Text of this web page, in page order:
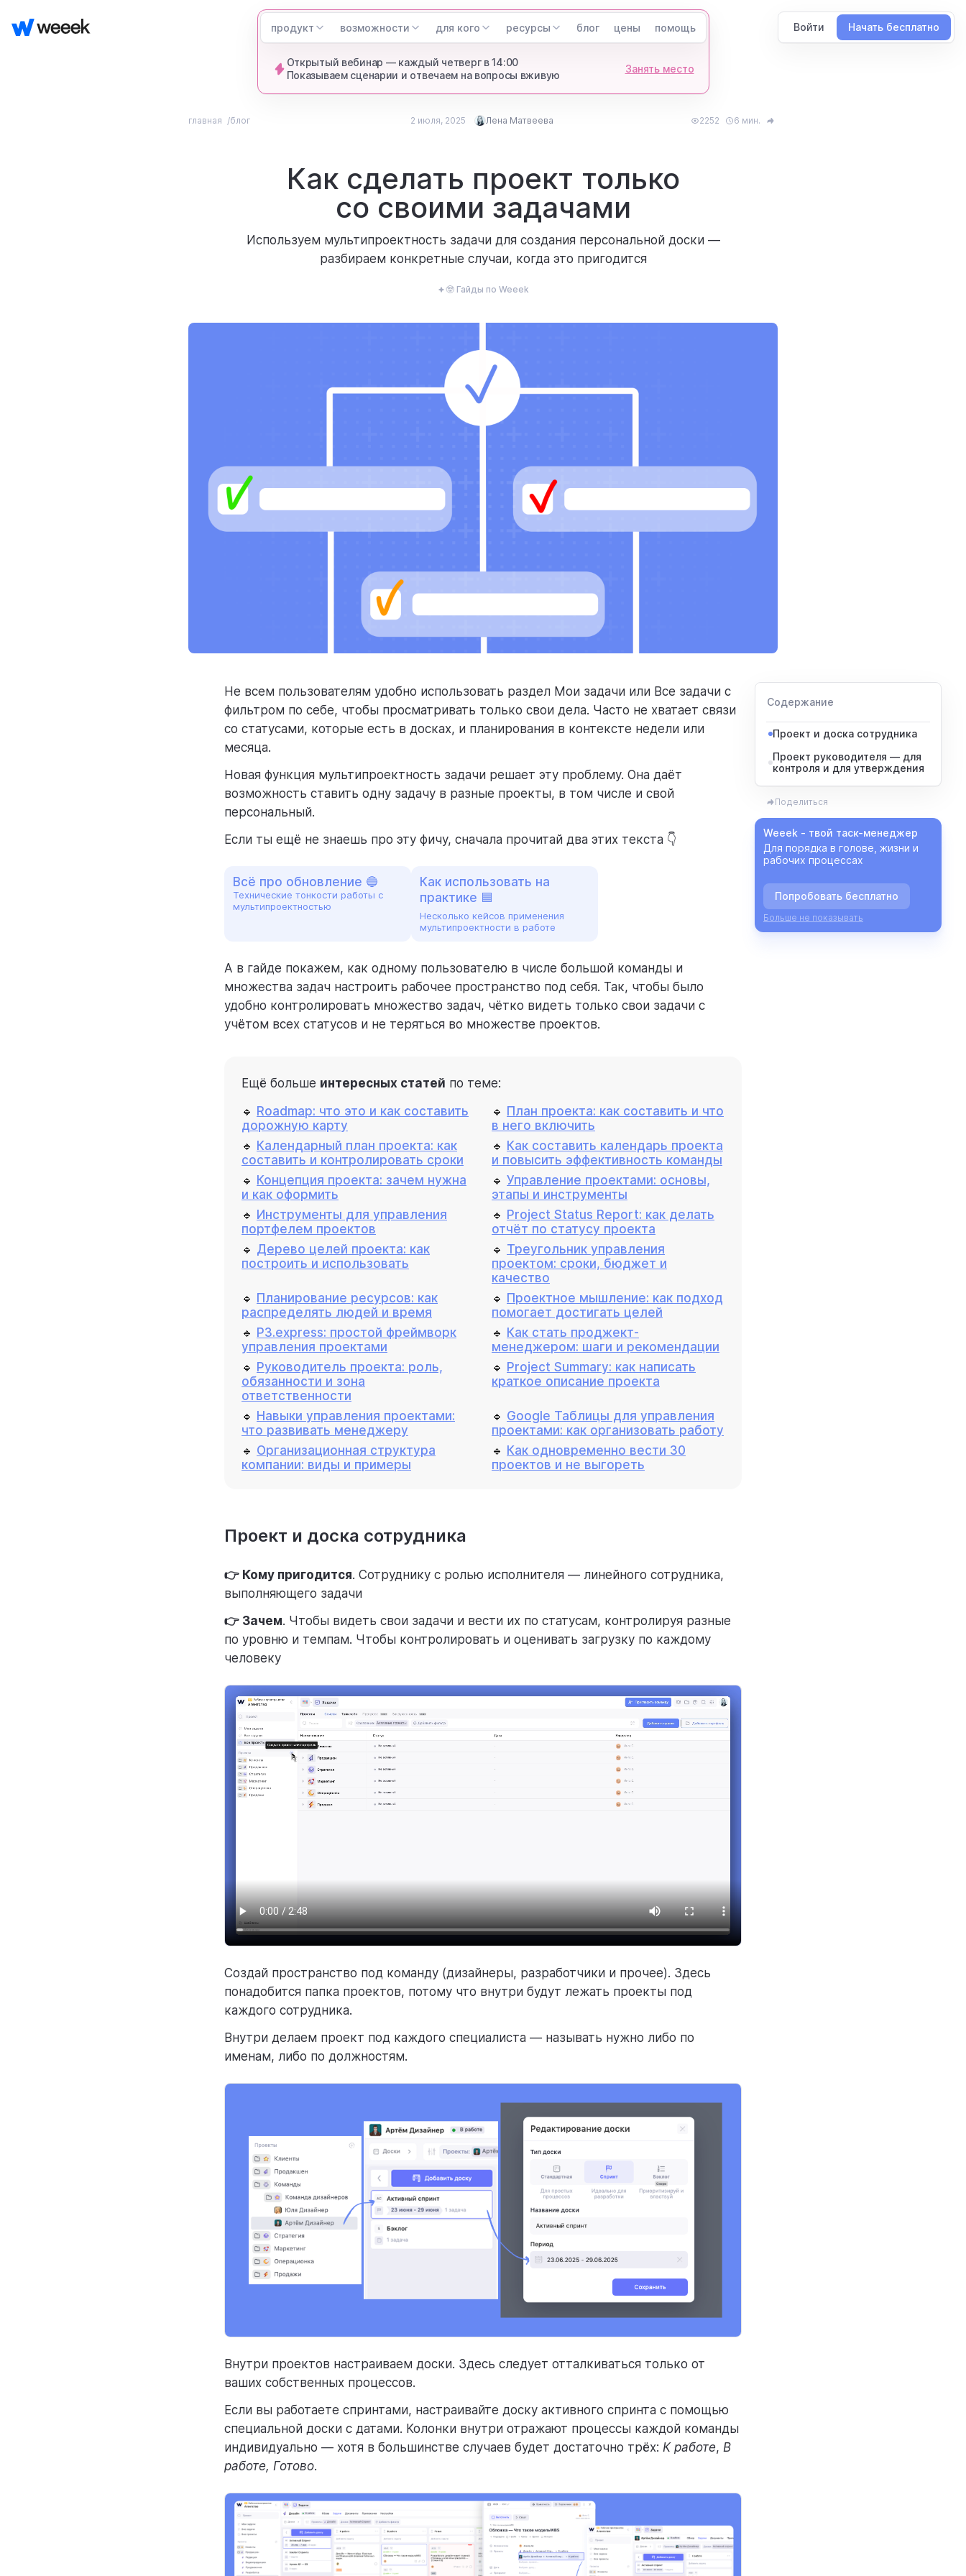
продукт возможности для кого ресурсы блог цены помощь
Открытый вебинар — каждый четверг в 14:00
Показываем сценарии и отвечаем на вопросы вживую
Занять место
Войти Начать бесплатно
главная блог 2 июля, 2025 Лена Матвеева
ex Head of Marketing Weeek
2252 6 мин.
Как сделать проект только
со своими задачами
Используем мультипроектность задачи для создания персональной доски —
разбираем конкретные случаи, когда это пригодится
🤓 Гайды по Weeek
Не всем пользователям удобно использовать раздел Мои задачи или Все задачи с
фильтром по себе, чтобы просматривать только свои дела. Часто не хватает связи
со статусами, которые есть в досках, и планирования в контексте недели или
месяца.
Новая функция мультипроектность задачи решает эту проблему. Она даёт
возможность ставить одну задачу в разные проекты, в том числе и свой
персональный.
Если ты ещё не знаешь про эту фичу, сначала прочитай два этих текста 👇
Всё про обновление 🔵
Технические тонкости работы с
мультипроектностью
Как использовать на
практике 🟦
Несколько кейсов применения
мультипроектности в работе
А в гайде покажем, как одному пользователю в числе большой команды и
множества задач настроить рабочее пространство под себя. Так, чтобы было
удобно контролировать множество задач, чётко видеть только свои задачи с
учётом всех статусов и не теряться во множестве проектов.
Ещё больше интересных статей по теме:
🔹 Roadmap: что это и как составить
дорожную карту
🔹 План проекта: как составить и что
в него включить
🔹 Календарный план проекта: как
составить и контролировать сроки
🔹 Как составить календарь проекта
и повысить эффективность команды
🔹 Концепция проекта: зачем нужна
и как оформить
🔹 Управление проектами: основы,
этапы и инструменты
🔹 Инструменты для управления
портфелем проектов
🔹 Project Status Report: как делать
отчёт по статусу проекта
🔹 Дерево целей проекта: как
построить и использовать
🔹 Треугольник управления
проектом: сроки, бюджет и
качество
🔹 Планирование ресурсов: как
распределять людей и время
🔹 Проектное мышление: как подход
помогает достигать целей
🔹 P3.express: простой фреймворк
управления проектами
🔹 Как стать проджект-
менеджером: шаги и рекомендации
🔹 Руководитель проекта: роль,
обязанности и зона
ответственности
🔹 Project Summary: как написать
краткое описание проекта
🔹 Навыки управления проектами:
что развивать менеджеру
🔹 Google Таблицы для управления
проектами: как организовать работу
🔹 Организационная структура
компании: виды и примеры
🔹 Как одновременно вести 30
проектов и не выгореть
Проект и доска сотрудника
👉 Кому пригодится. Сотруднику с ролью исполнителя — линейного сотрудника,
выполняющего задачи
👉 Зачем. Чтобы видеть свои задачи и вести их по статусам, контролируя разные
по уровню и темпам. Чтобы контролировать и оценивать загрузку по каждому
человеку
Создай пространство под команду (дизайнеры, разработчики и прочее). Здесь
понадобится папка проектов, потому что внутри будут лежать проекты под
каждого сотрудника.
Внутри делаем проект под каждого специалиста — называть нужно либо по
именам, либо по должностям.
Внутри проектов настраиваем доски. Здесь следует отталкиваться только от
ваших собственных процессов.
Если вы работаете спринтами, настраивайте доску активного спринта с помощью
специальной доски с датами. Колонки внутри отражают процессы каждой команды
индивидуально — хотя в большинстве случаев будет достаточно трёх: К работе, В
работе, Готово.
Содержание
Проект и доска сотрудника
Проект руководителя — для
контроля и для утверждения
Поделиться
Weeek - твой таск-менеджер
Для порядка в голове, жизни и
рабочих процессах
Попробовать бесплатно
Больше не показывать